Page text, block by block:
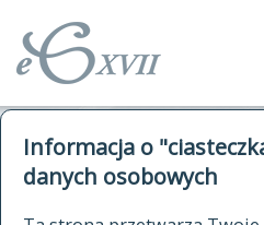
Informacja o
danych osobowych
autorzy Słownika
historia
kwerendy
jak cytować Słownik